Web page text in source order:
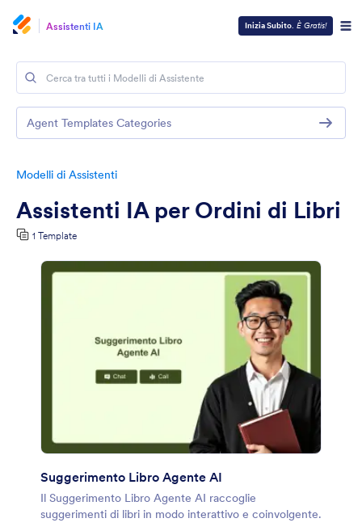
Assistenti IA Inizia Subito. È Gratis!
Modelli di Assistenti
Assistenti IA per Ordini di Libri
1 Template
Suggerimento Libro Agente AI
Il Suggerimento Libro Agente AI raccoglie
suggerimenti di libri in modo interattivo e coinvolgente.
Agent Templates Categories